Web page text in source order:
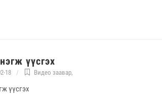
үүсгэх
18 Видео заавар,
үүсгэх